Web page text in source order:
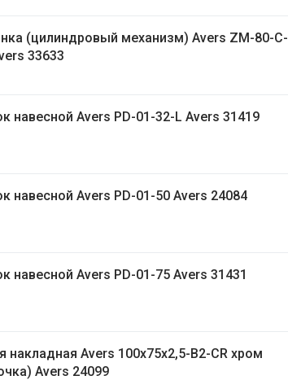
(цилиндровый механизм) Avers ZM-80-C-
33633
навесной Avers PD-01-32-L Avers 31419
навесной Avers PD-01-50 Avers 24084
навесной Avers PD-01-75 Avers 31431
накладная Avers 100х75х2,5-B2-CR хром
Avers 24099